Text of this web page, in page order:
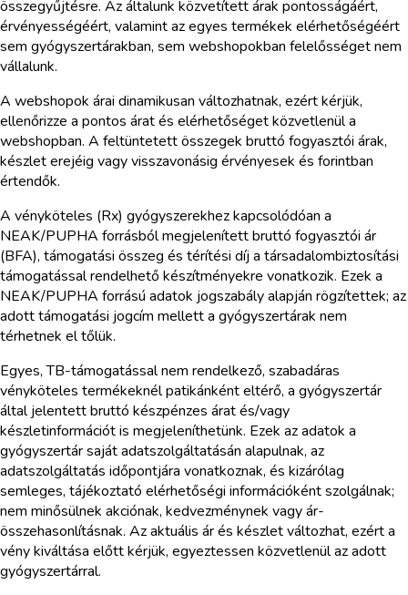
összegyűjtésre. Az általunk közvetített árak pontosságáért,
érvényességéért, valamint az egyes termékek elérhetőségéért
sem gyógyszertárakban, sem webshopokban felelősséget nem
vállalunk.
A webshopok árai dinamikusan változhatnak, ezért kérjük,
ellenőrizze a pontos árat és elérhetőséget közvetlenül a
webshopban. A feltüntetett összegek bruttó fogyasztói árak,
készlet erejéig vagy visszavonásig érvényesek és forintban
értendők.
A vényköteles (Rx) gyógyszerekhez kapcsolódóan a
NEAK/PUPHA forrásból megjelenített bruttó fogyasztói ár
(BFA), támogatási összeg és térítési díj a társadalombiztosítási
támogatással rendelhető készítményekre vonatkozik. Ezek a
NEAK/PUPHA forrású adatok jogszabály alapján rögzítettek; az
adott támogatási jogcím mellett a gyógyszertárak nem
térhetnek el tőlük.
Egyes, TB-támogatással nem rendelkező, szabadáras
vényköteles termékeknél patikánként eltérő, a gyógyszertár
által jelentett bruttó készpénzes árat és/vagy
készletinformációt is megjeleníthetünk. Ezek az adatok a
gyógyszertár saját adatszolgáltatásán alapulnak, az
adatszolgáltatás időpontjára vonatkoznak, és kizárólag
semleges, tájékoztató elérhetőségi információként szolgálnak;
nem minősülnek akciónak, kedvezménynek vagy ár-
összehasonlításnak. Az aktuális ár és készlet változhat, ezért a
vény kiváltása előtt kérjük, egyeztessen közvetlenül az adott
gyógyszertárral.